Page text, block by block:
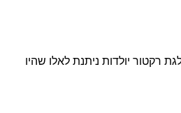
רקטור יולדות ניתנת לאלו שהיו